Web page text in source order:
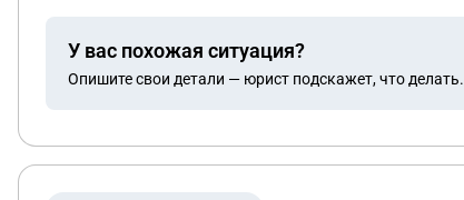
У вас похожая ситуация?
Опишите свои детали — юрист подскажет, что делать.